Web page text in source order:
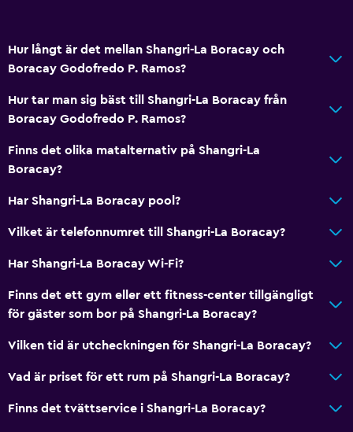
Hur långt är det mellan Shangri-La Boracay och
Boracay Godofredo P. Ramos?
Hur tar man sig bäst till Shangri-La Boracay från
Boracay Godofredo P. Ramos?
Finns det olika matalternativ på Shangri-La
Boracay?
Har Shangri-La Boracay pool?
Vilket är telefonnumret till Shangri-La Boracay?
Har Shangri-La Boracay Wi-Fi?
Finns det ett gym eller ett fitness-center tillgängligt
för gäster som bor på Shangri-La Boracay?
Vilken tid är utcheckningen för Shangri-La Boracay?
Vad är priset för ett rum på Shangri-La Boracay?
Finns det tvättservice i Shangri-La Boracay?